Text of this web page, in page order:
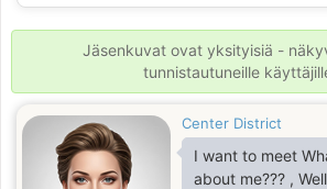
💕
Jäsenkuvat ovat yksityisiä -
tunnistautuneille
Center District
I want to meet
about me??? ,